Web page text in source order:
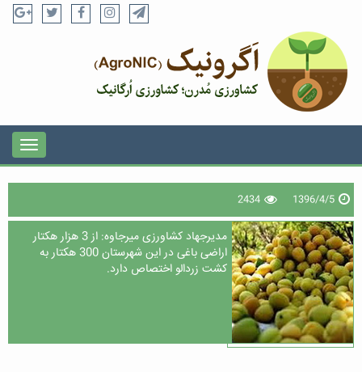
1396/4/5
2434
مدیرجهاد کشاورزی میرجاوه: از 3 هزار هکتار
اراضی باغی در این شهرستان 300 هکتار به
کشت زردالو اختصاص دارد.